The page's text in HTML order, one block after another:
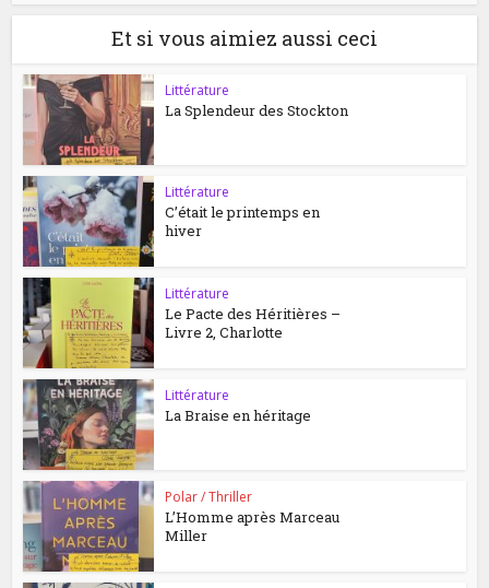
Et si vous aimiez aussi ceci
Littérature
La Splendeur des Stockton
Littérature
C’était le printemps en
hiver
Littérature
Le Pacte des Héritières –
Livre 2, Charlotte
Littérature
La Braise en héritage
Polar / Thriller
L’Homme après Marceau
Miller